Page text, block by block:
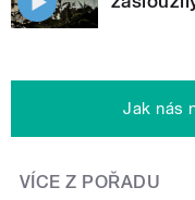
Jak nás
VÍCE Z POŘADU